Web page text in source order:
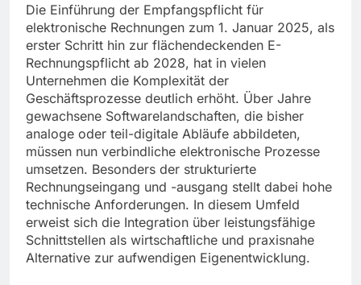
Die Einführung der Empfangspflicht für
elektronische Rechnungen zum 1. Januar 2025, als
erster Schritt hin zur flächendeckenden E-
Rechnungspflicht ab 2028, hat in vielen
Unternehmen die Komplexität der
Geschäftsprozesse deutlich erhöht. Über Jahre
gewachsene Softwarelandschaften, die bisher
analoge oder teil-digitale Abläufe abbildeten,
müssen nun verbindliche elektronische Prozesse
umsetzen. Besonders der strukturierte
Rechnungseingang und -ausgang stellt dabei hohe
technische Anforderungen. In diesem Umfeld
erweist sich die Integration über leistungsfähige
Schnittstellen als wirtschaftliche und praxisnahe
Alternative zur aufwendigen Eigenentwicklung.